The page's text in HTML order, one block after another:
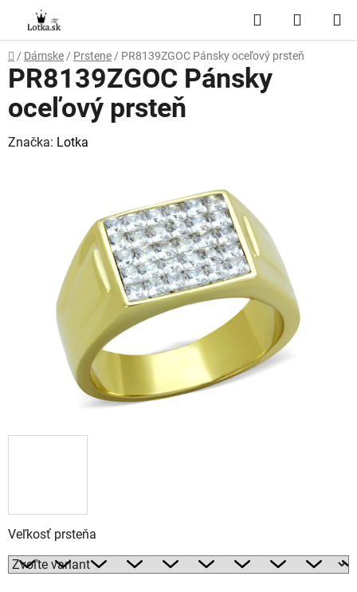
obsah
Hľadať
KOŠÍK
Domov
/ Dámske / Prstene / PR8139ZGOC Pánsky oceľový prsteň
Veľkosť prsteňa
PR8139ZGOC Pánsky
oceľový prsteň
Značka: Lotka